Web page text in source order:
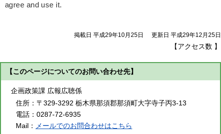
agree and use it.
掲載日 平成29年10月25日 更新日 平成29年12月25日
【アクセス数 】
【このページについてのお問い合わせ先】
企画政策課 広報広聴係
住所： 〒329-3292 栃木県那須郡那須町大字寺子丙3-13
電話： 0287-72-6935
Mail： メールでのお問合わせはこちら